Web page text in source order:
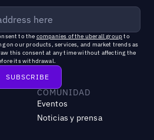
to the companies of the uberall groupto
on our products, services, and market trends as
this consent at any time without affecting the
its withdrawal.
COMUNIDAD
Eventos
Noticias y prensa